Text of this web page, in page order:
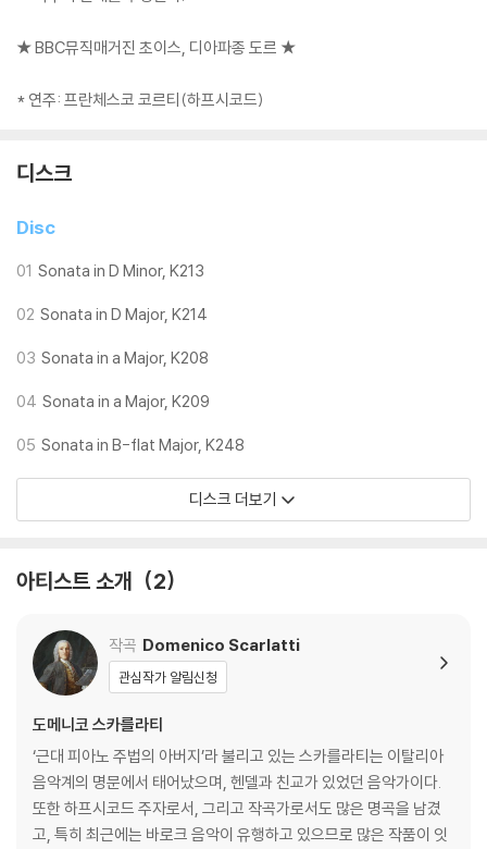
★ BBC뮤직매거진 초이스, 디아파종 도르 ★
* 연주: 프란체스코 코르티(하프시코드)
디스크
Disc
01 Sonata in D Minor, K213
02 Sonata in D Major, K214
03 Sonata in a Major, K208
04 Sonata in a Major, K209
05 Sonata in B-flat Major, K248
디스크 더보기
아티스트 소개 2
작곡 Domenico Scarlatti
관심작가 알림신청
도메니코 스카를라티
‘근대 피아노 주법의 아버지’라 불리고 있는 스카를라티는 이탈리아
음악계의 명문에서 태어났으며, 헨델과 친교가 있었던 음악가이다.
또한 하프시코드 주자로서, 그리고 작곡가로서도 많은 명곡을 남겼
고, 특히 최근에는 바로크 음악이 유행하고 있으므로 많은 작품이 잇